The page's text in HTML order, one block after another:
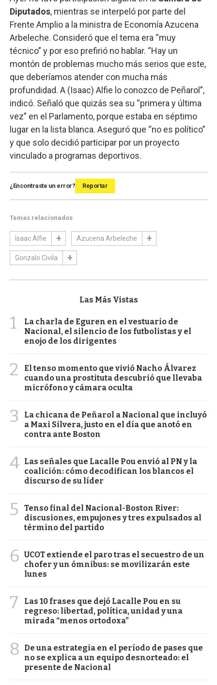
Diputados, mientras se interpeló por parte del
Frente Amplio a la ministra de Economía Azucena
Arbeleche. Consideró que el tema era “muy
técnico” y por eso prefirió no hablar. “Hay un
montón de problemas mucho más serios que este,
que deberíamos atender con mucha más
profundidad. A (Isaac) Alfie lo conozco de Peñarol”,
indicó. Señaló que quizás sea su “primera y última
vez” en el Parlamento, porque estaba en séptimo
lugar en la lista blanca. Aseguró que “no es político”
y que solo decidió participar por un proyecto
vinculado a programas deportivos.
¿Encontraste un error? Reportar
Temas relacionados
Isaac Alfie Azucena Arbeleche
Gonzalo Civila
Las Más Vistas
1
La charla de Eguren en el vestuario de
Nacional, el silencio de los futbolistas y el
enojo de los dirigentes
2
El tenso momento que vivió Nacho Álvarez
cuando una prostituta descubrió que llevaba
micrófono y cámara oculta
3
La chicana de Peñarol a Nacional que incluyó
a Maxi Silvera, justo en el día que anotó en
contra ante Boston
4 Las señales que Lacalle Pou envió al PN y la
coalición: cómo decodifican los blancos el
discurso de su líder
5
Tenso final del Nacional-Boston River:
discusiones, empujones y tres expulsados al
término del partido
6 UCOT extiende el paro tras el secuestro de un
chofer y un ómnibus: se movilizarán este
lunes
7
Las 10 frases que dejó Lacalle Pou en su
regreso: libertad, política, unidad y una
mirada “menos ortodoxa”
8
De una estrategia en el período de pases que
no se explica a un equipo desnorteado: el
presente de Nacional